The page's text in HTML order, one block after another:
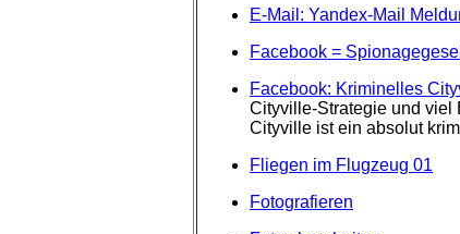
E-Mail: Yandex-Mail
Facebook =
Facebook: Kriminelles
Cityville-Strategie und viel
Cityville ist ein absolut
Fliegen im Flugzeug 01
Fotografieren